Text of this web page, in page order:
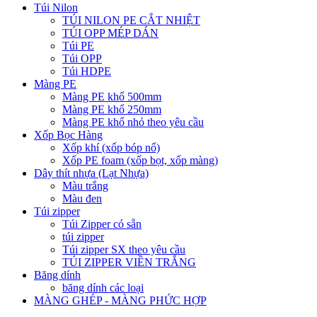
Túi Nilon
TÚI NILON PE CẮT NHIỆT
TÚI OPP MÉP DÁN
Túi PE
Túi OPP
Túi HDPE
Màng PE
Màng PE khổ 500mm
Màng PE khổ 250mm
Màng PE khổ nhỏ theo yêu cầu
Xốp Bọc Hàng
Xốp khí (xốp bóp nổ)
Xốp PE foam (xốp bọt, xốp màng)
Dây thít nhựa (Lạt Nhựa)
Màu trắng
Màu đen
Túi zipper
Túi Zipper có sẵn
túi zipper
Túi zipper SX theo yêu cầu
TÚI ZIPPER VIỀN TRẮNG
Băng dính
băng dính các loại
MÀNG GHÉP - MÀNG PHỨC HỢP